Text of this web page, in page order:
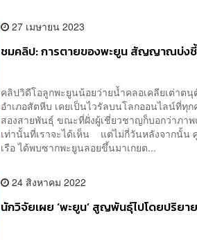
27 เมษายน 2023
ชมคลิป: การตายของพะยูน สัญญาณบ่งชี้
คลิปวิดีโอลูกพะยูนน้อยว่ายน้ำคลอเคลียเต่าต
อำเภอสัตหีบ เคยเป็นไวรัลบนโลกออนไลน์ที่ทุ
สองสายพันธุ์ ขณะที่ฝั่งผู้เชี่ยวชาญก็บอกว่าภา
เท่านั้นที่เราจะได้เห็น แต่ไม่กี่วันหลังจากนั้น
เรือ ได้พบซากพะยูนลอยขึ้นมาเกยต...
24 สิงหาคม 2022
นักวิจัยเผย ‘พะยูน’ สูญพันธุ์ไปโดยปริยา